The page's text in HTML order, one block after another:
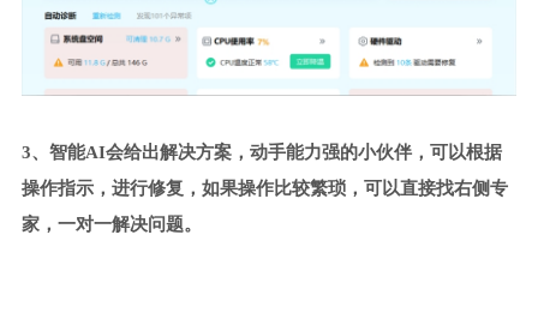
3、智能AI会给出解决方案，动手能力强的小伙伴，可以根据
操作指示，进行修复，如果操作比较繁琐，可以直接找右侧专
家，一对一解决问题。